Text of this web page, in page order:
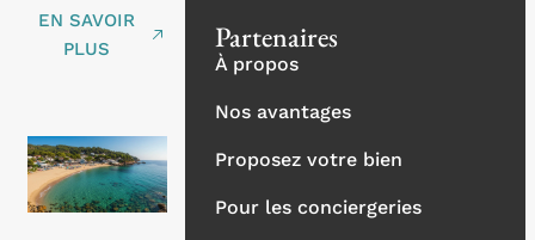
EN SAVOIR
PLUS
Partenaires
À propos
Nos avantages
Proposez votre bien
Pour les conciergeries